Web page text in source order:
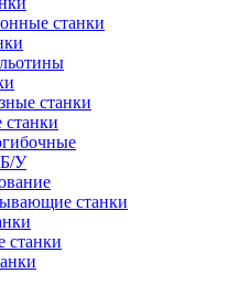
станки
станки
станки
У
станки
станки